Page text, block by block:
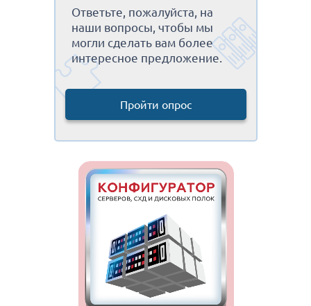
Ответьте, пожалуйста, на
наши вопросы, чтобы мы
могли сделать вам более
интересное предложение.
Пройти опрос